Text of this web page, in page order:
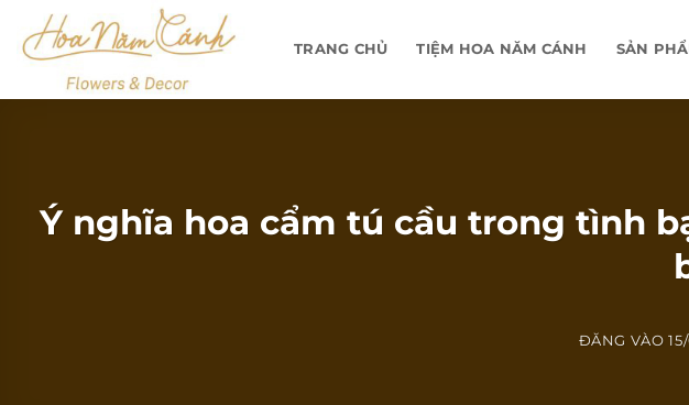
qua
dung
TRANG CHỦ TIỆM HOA NĂM CÁNH SẢN
Ý nghĩa hoa cẩm tú cầu trong tình
ĐĂNG VÀO